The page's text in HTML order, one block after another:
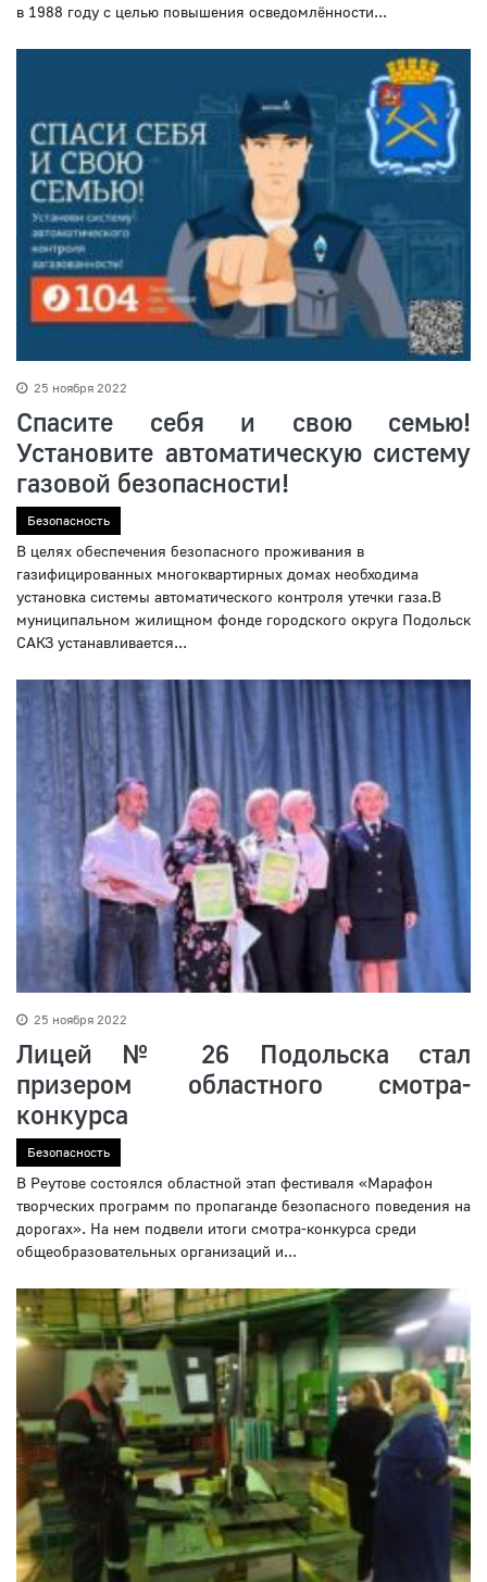
в 1988 году с целью повышения осведомлённости...
25 ноября 2022
Спасите себя и свою семью!
Установите автоматическую систему
газовой безопасности!
Безопасность
В целях обеспечения безопасного проживания в
газифицированных многоквартирных домах необходима
установка системы автоматического контроля утечки газа.В
муниципальном жилищном фонде городского округа Подольск
САКЗ устанавливается...
25 ноября 2022
Лицей № 26 Подольска стал
призером областного смотра-
конкурса
Безопасность
В Реутове состоялся областной этап фестиваля «Марафон
творческих программ по пропаганде безопасного поведения на
дорогах».⁣⁣ На нем подвели итоги смотра-конкурса среди
общеобразовательных организаций и...